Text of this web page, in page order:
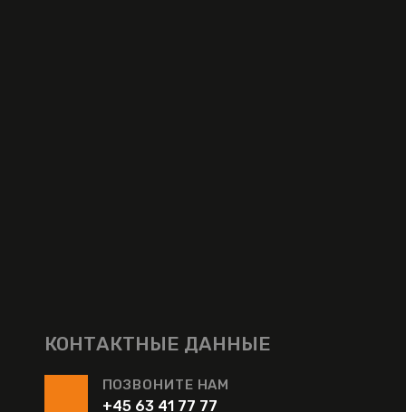
КОНТАКТНЫЕ ДАННЫЕ
ПОЗВОНИТЕ НАМ
+45 63 41 77 77